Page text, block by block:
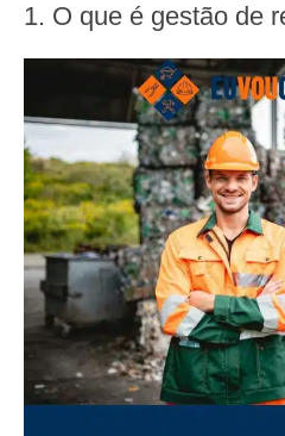
1. O que é gestão de